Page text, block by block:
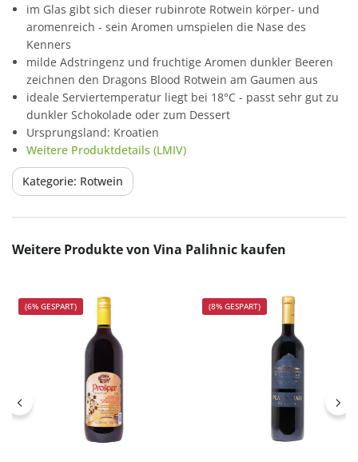
im Glas gibt sich dieser rubinrote Rotwein körper- und
aromenreich - sein Aromen umspielen die Nase des
Kenners
milde Adstringenz und fruchtige Aromen dunkler Beeren
zeichnen den Dragons Blood Rotwein am Gaumen aus
ideale Serviertemperatur liegt bei 18°C - passt sehr gut zu
dunkler Schokolade oder zum Dessert
Ursprungsland: Kroatien
Weitere Produktdetails (LMIV)
Kategorie: Rotwein
Produktgalerie überspringen
Weitere Produkte von Vina Palihnic kaufen
(6% GESPART) (8% GESPART)